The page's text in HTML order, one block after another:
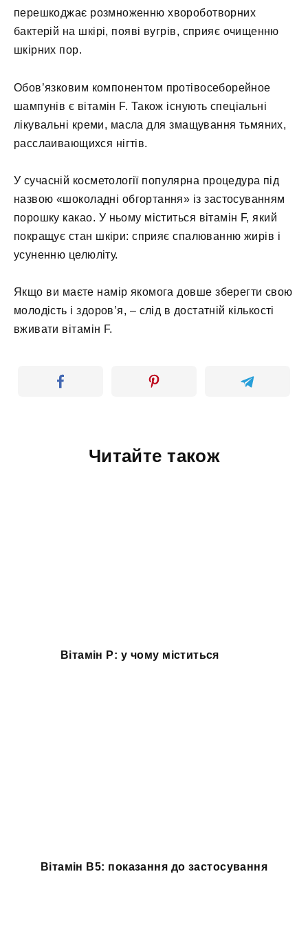
перешкоджає розмноженню хвороботворних
бактерій на шкірі, появі вугрів, сприяє очищенню
шкірних пор.
Обов’язковим компонентом протівосеборейное
шампунів є вітамін F. Також існують спеціальні
лікувальні креми, масла для змащування тьмяних,
расслаивающихся нігтів.
У сучасній косметології популярна процедура під
назвою «шоколадні обгортання» із застосуванням
порошку какао. У ньому міститься вітамін F, який
покращує стан шкіри: сприяє спалюванню жирів і
усуненню целюліту.
Якщо ви маєте намір якомога довше зберегти свою
молодість і здоров’я, – слід в достатній кількості
вживати вітамін F.
Читайте також
Вітамін P: у чому міститься
Вітамін B5: показання до застосування